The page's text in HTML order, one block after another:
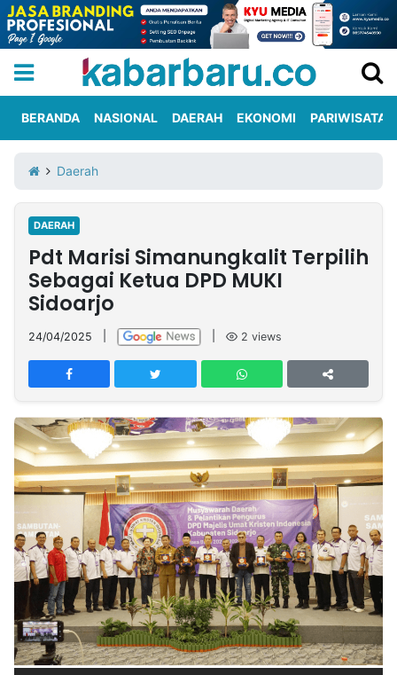
Iklan
Berita
Kami
Nasional
International
Olahraga
Entertainment
Daerah
Pariwisata
Kuliner
Kolom
Network
PT
TREETAN
INDONESIA
Partner
Insight
NTB
Suara
Time
Lens
IDN
Daily
Jogja
Jalan
Rakyat
Idealita
News
Kita
Notice
Dinamikapost.com
Radar
Baru
Seedbacklink
Follow
Kabarbaru
BERANDA NASIONAL DAERAH EKONOMI PARIWISATA
Daerah
DAERAH
Pdt Marisi Simanungkalit Terpilih
Sebagai Ketua DPD MUKI
Sidoarjo
24/04/2025 2 views